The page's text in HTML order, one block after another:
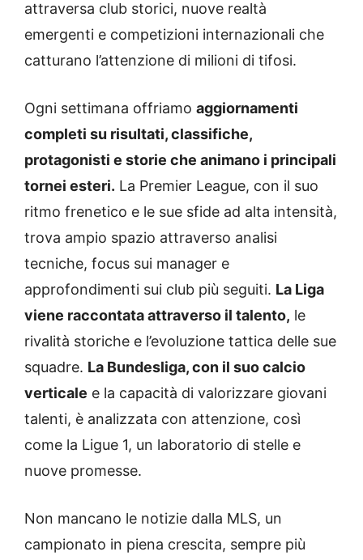
attraversa club storici, nuove realtà
emergenti e competizioni internazionali che
catturano l’attenzione di milioni di tifosi.
Ogni settimana offriamo aggiornamenti
completi su risultati, classifiche,
protagonisti e storie che animano i principali
tornei esteri. La Premier League, con il suo
ritmo frenetico e le sue sfide ad alta intensità,
trova ampio spazio attraverso analisi
tecniche, focus sui manager e
approfondimenti sui club più seguiti. La Liga
viene raccontata attraverso il talento, le
rivalità storiche e l’evoluzione tattica delle sue
squadre. La Bundesliga, con il suo calcio
verticale e la capacità di valorizzare giovani
talenti, è analizzata con attenzione, così
come la Ligue 1, un laboratorio di stelle e
nuove promesse.
Non mancano le notizie dalla MLS, un
campionato in piena crescita, sempre più